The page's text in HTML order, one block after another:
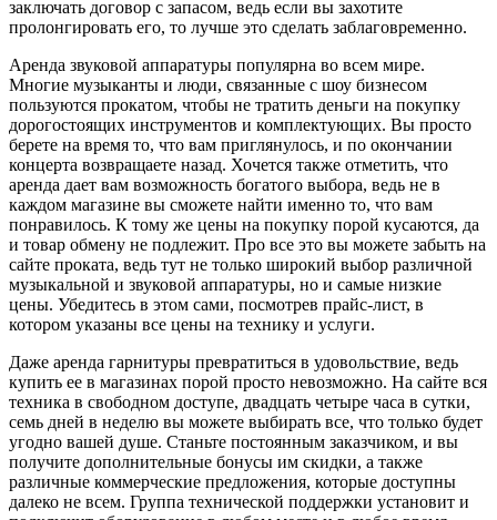
заключать договор с запасом, ведь если вы захотите
пролонгировать его, то лучше это сделать заблаговременно.
Аренда звуковой аппаратуры популярна во всем мире.
Многие музыканты и люди, связанные с шоу бизнесом
пользуются прокатом, чтобы не тратить деньги на покупку
дорогостоящих инструментов и комплектующих. Вы просто
берете на время то, что вам приглянулось, и по окончании
концерта возвращаете назад. Хочется также отметить, что
аренда дает вам возможность богатого выбора, ведь не в
каждом магазине вы сможете найти именно то, что вам
понравилось. К тому же цены на покупку порой кусаются, да
и товар обмену не подлежит. Про все это вы можете забыть на
сайте проката, ведь тут не только широкий выбор различной
музыкальной и звуковой аппаратуры, но и самые низкие
цены. Убедитесь в этом сами, посмотрев прайс-лист, в
котором указаны все цены на технику и услуги.
Даже аренда гарнитуры превратиться в удовольствие, ведь
купить ее в магазинах порой просто невозможно. На сайте вся
техника в свободном доступе, двадцать четыре часа в сутки,
семь дней в неделю вы можете выбирать все, что только будет
угодно вашей душе. Станьте постоянным заказчиком, и вы
получите дополнительные бонусы им скидки, а также
различные коммерческие предложения, которые доступны
далеко не всем. Группа технической поддержки установит и